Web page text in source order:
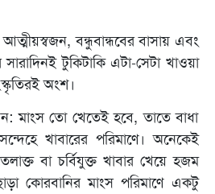
বন্ধুবান্ধবের বাসায় এবং
টুকিটাকি এটা-সেটা খাওয়া
অংশ।
মাংস তো খেতেই হবে, তাতে বাধা
খাবারের পরিমাণে। অনেকেই
বা চর্বিযুক্ত খাবার খেয়ে হজম
কোরবানির মাংস পরিমাণে একটু